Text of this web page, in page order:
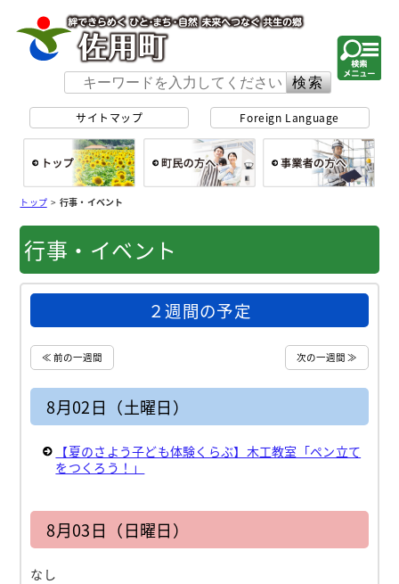
サイトマップ Foreign Language
トップ>行事・イベント
行事・イベント
２週間の予定
≪ 前の一週間 次の一週間 ≫
8月02日（土曜日）
【夏のさよう子ども体験くらぶ】木工教室「ペン立て
をつくろう！」
8月03日（日曜日）
なし